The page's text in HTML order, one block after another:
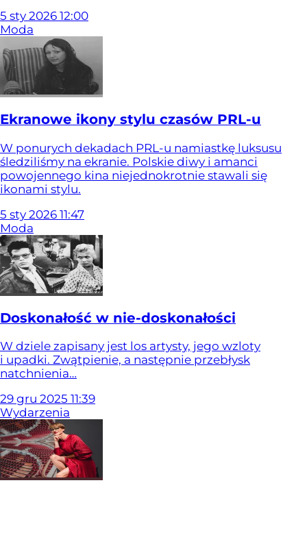
5 sty 2026 12:00
Moda
Ekranowe ikony stylu czasów PRL-u
W ponurych dekadach PRL-u namiastkę luksusu
śledziliśmy na ekranie. Polskie diwy i amanci
powojennego kina niejednokrotnie stawali się
ikonami stylu.
5 sty 2026 11:47
Moda
Doskonałość w nie-doskonałości
W dziele zapisany jest los artysty, jego wzloty
i upadki. Zwątpienie, a następnie przebłysk
natchnienia…
29 gru 2025 11:39
Wydarzenia